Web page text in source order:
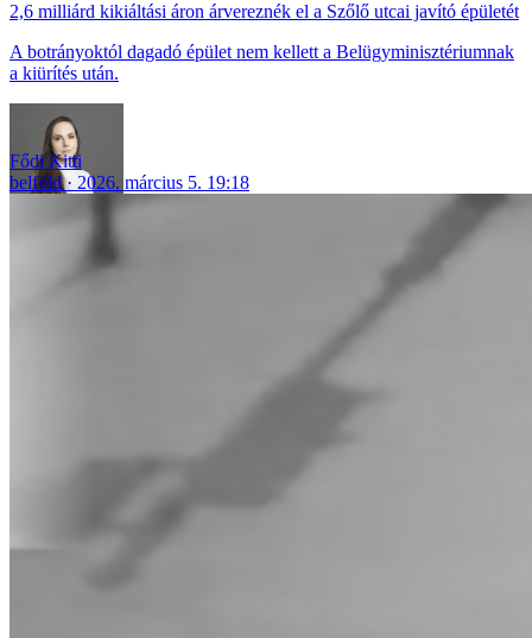
2,6 milliárd kikiáltási áron árvereznék el a Szőlő utcai javító épületét
A botrányoktól dagadó épület nem kellett a Belügyminisztériumnak
a kiürítés után.
Fődi Kitti
belföld
2026. március 5. 19:18